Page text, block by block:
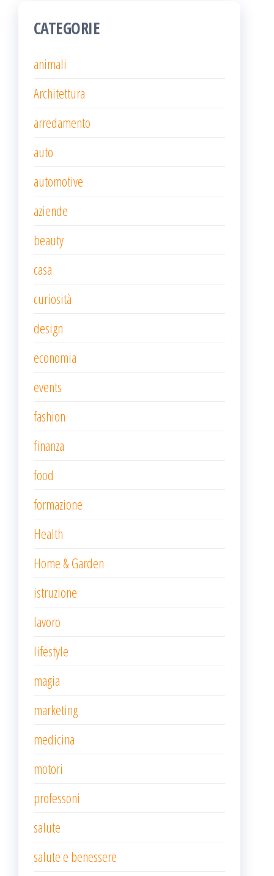
CATEGORIE
animali
Architettura
arredamento
auto
automotive
aziende
beauty
casa
curiosità
design
economia
events
fashion
finanza
food
formazione
Health
Home & Garden
istruzione
lavoro
lifestyle
magia
marketing
medicina
motori
professoni
salute
salute e benessere